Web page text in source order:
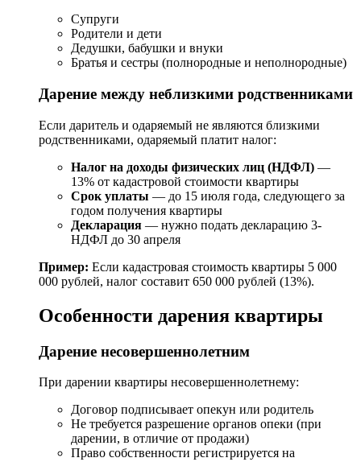
Супруги
Родители и дети
Дедушки, бабушки и внуки
Братья и сестры (полнородные и неполнородные)
Дарение между неблизкими родственниками
Если даритель и одаряемый не являются близкими
родственниками, одаряемый платит налог:
Налог на доходы физических лиц (НДФЛ) —
13% от кадастровой стоимости квартиры
Срок уплаты — до 15 июля года, следующего за
годом получения квартиры
Декларация — нужно подать декларацию 3-
НДФЛ до 30 апреля
Пример: Если кадастровая стоимость квартиры 5 000
000 рублей, налог составит 650 000 рублей (13%).
Особенности дарения квартиры
Дарение несовершеннолетним
При дарении квартиры несовершеннолетнему:
Договор подписывает опекун или родитель
Не требуется разрешение органов опеки (при
дарении, в отличие от продажи)
Право собственности регистрируется на